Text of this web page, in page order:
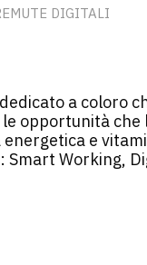
DIGITALI
a coloro
opportunità che
e
Working,